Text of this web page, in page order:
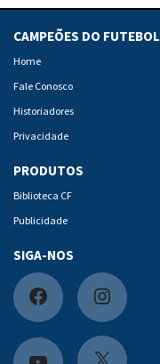
CAMPEÕES DO FUTEBOL
Home
Fale Conosco
Historiadores
Privacidade
PRODUTOS
Biblioteca CF
Publicidade
SIGA-NOS
F
a
I
n